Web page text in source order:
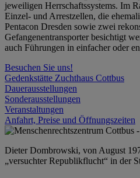
jeweiligen Herrschaftssystems. Im
Einzel- und Arrestzellen, die
Pentacon Dresden sowie zwei
Gefangenentransporter besichtigt
auch Führungen in einfacher oder
Besuchen Sie uns!
Gedenkstätte Zuchthaus Cottbus
Dauerausstellungen
Sonderausstellungen
Veranstaltungen
Anfahrt, Preise und Öffnungszeiten
Dieter Dombrowski, von August
„versuchter Republikflucht“ in der